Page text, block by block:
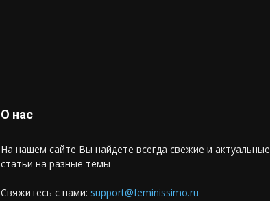
О нас
На нашем сайте Вы найдете всегда свежие и актуальные
статьи на разные темы
Свяжитесь с нами: support@feminissimo.ru